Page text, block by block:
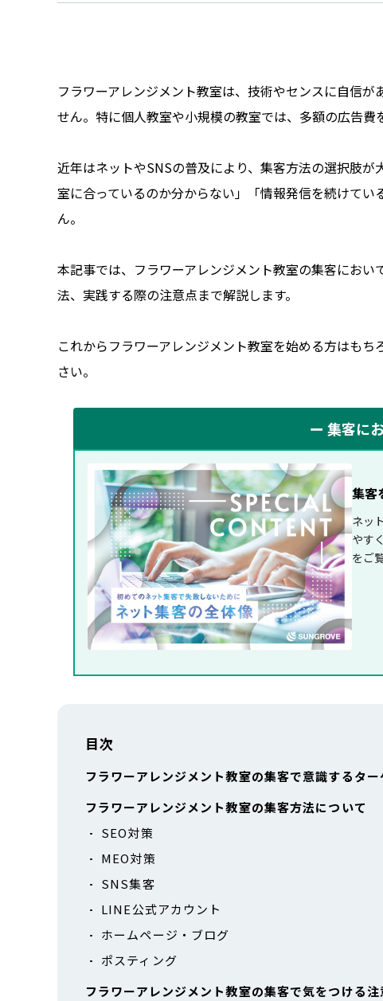
フラワーアレンジメント教室は、技術やセンスに自信
せん。特に個人教室や小規模の教室では、多額の広告費
近年はネットやSNSの普及により、集客方法の選択肢
室に合っているのか分からない」「情報発信を続けて
ん。
本記事では、フラワーアレンジメント教室の集客にお
法、実践する際の注意点まで解説します。
これからフラワーアレンジメント教室を始める方はも
さい。
ー 集客に
集客
ネッ
やす
をご
目次
フラワーアレンジメント教室の集客で意識するター
フラワーアレンジメント教室の集客方法について
SEO対策
MEO対策
SNS集客
LINE公式アカウント
ホームページ・ブログ
ポスティング
フラワーアレンジメント教室の集客で気をつける注